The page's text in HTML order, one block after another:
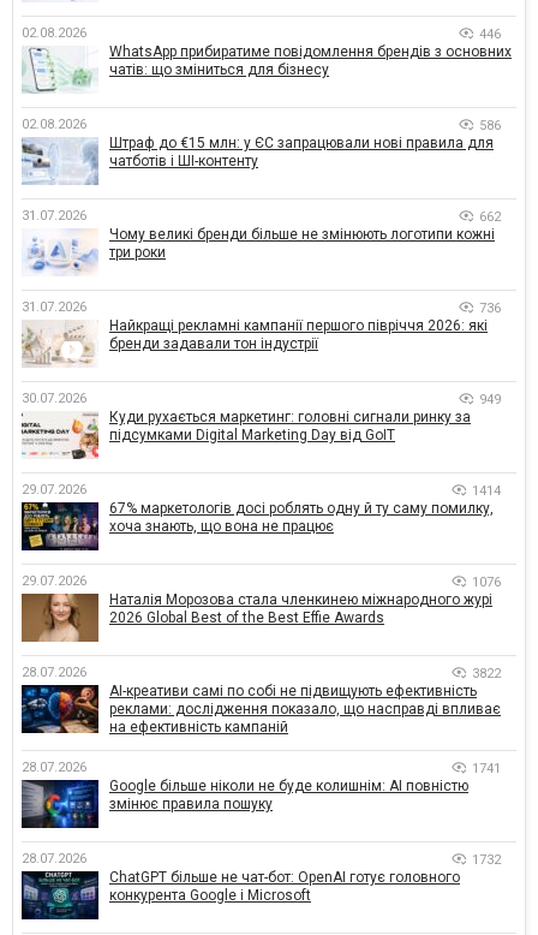
02.08.2026 446
WhatsApp прибиратиме повідомлення брендів з основних
чатів: що зміниться для бізнесу
02.08.2026 586
Штраф до €15 млн: у ЄС запрацювали нові правила для
чатботів і ШІ-контенту
31.07.2026 662
Чому великі бренди більше не змінюють логотипи кожні
три роки
31.07.2026 736
Найкращі рекламні кампанії першого півріччя 2026: які
бренди задавали тон індустрії
30.07.2026 949
Куди рухається маркетинг: головні сигнали ринку за
підсумками Digital Marketing Day від GoIT
29.07.2026 1414
67% маркетологів досі роблять одну й ту саму помилку,
хоча знають, що вона не працює
29.07.2026 1076
Наталія Морозова стала членкинею міжнародного журі
2026 Global Best of the Best Effie Awards
28.07.2026 3822
AI-креативи самі по собі не підвищують ефективність
реклами: дослідження показало, що насправді впливає
на ефективність кампаній
28.07.2026 1741
Google більше ніколи не буде колишнім: AI повністю
змінює правила пошуку
28.07.2026 1732
ChatGPT більше не чат-бот: OpenAI готує головного
конкурента Google і Microsoft